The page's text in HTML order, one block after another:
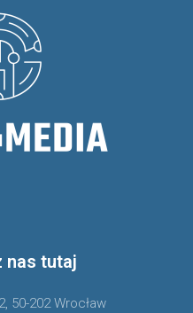
nas tutaj
50-202 Wrocław